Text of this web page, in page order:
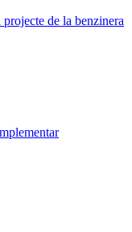
de la benzinera